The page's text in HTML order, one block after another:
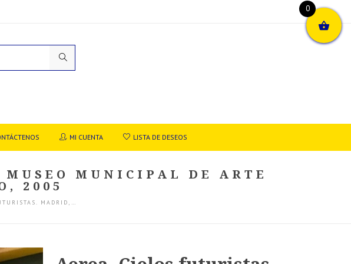
MI CUENTA LISTA DE DESEOS
MUNICIPAL DE ARTE
2005
MADRID,…
0